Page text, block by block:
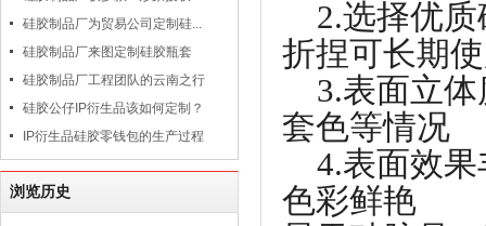
硅胶制品厂为贸易公司定制硅...
硅胶制品厂来图定制硅胶瓶套
硅胶制品厂工程团队的云南之行
硅胶公仔IP衍生品该如何定制？
IP衍生品硅胶零钱包的生产过程
浏览历史
2.选择优质
折捏可长期
3.表面立体
套色等情况
4.表面效果
色彩鲜艳